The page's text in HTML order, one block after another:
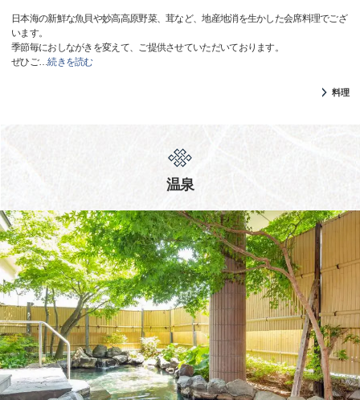
日本海の新鮮な魚貝や妙高高原野菜、茸など、地産地消を生かした会席料理でござ
います。
季節毎におしながきを変えて、ご提供させていただいております。
ぜひご…続きを読む
料理
温泉